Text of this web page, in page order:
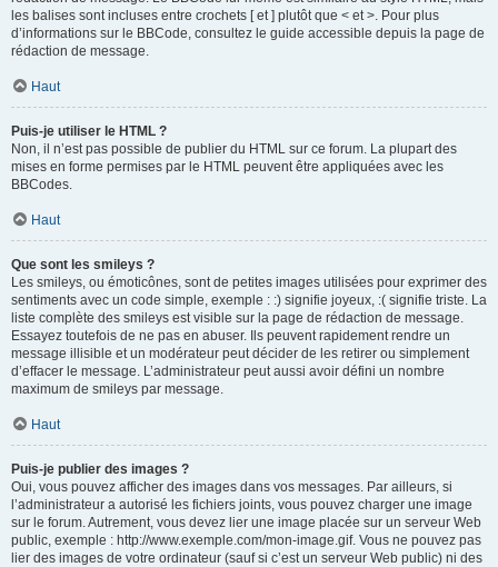
les balises sont incluses entre crochets [ et ] plutôt que < et >. Pour plus
d’informations sur le BBCode, consultez le guide accessible depuis la page de
rédaction de message.
Haut
Puis-je utiliser le HTML ?
Non, il n’est pas possible de publier du HTML sur ce forum. La plupart des
mises en forme permises par le HTML peuvent être appliquées avec les
BBCodes.
Haut
Que sont les smileys ?
Les smileys, ou émoticônes, sont de petites images utilisées pour exprimer des
sentiments avec un code simple, exemple : :) signifie joyeux, :( signifie triste. La
liste complète des smileys est visible sur la page de rédaction de message.
Essayez toutefois de ne pas en abuser. Ils peuvent rapidement rendre un
message illisible et un modérateur peut décider de les retirer ou simplement
d’effacer le message. L’administrateur peut aussi avoir défini un nombre
maximum de smileys par message.
Haut
Puis-je publier des images ?
Oui, vous pouvez afficher des images dans vos messages. Par ailleurs, si
l’administrateur a autorisé les fichiers joints, vous pouvez charger une image
sur le forum. Autrement, vous devez lier une image placée sur un serveur Web
public, exemple : http://www.exemple.com/mon-image.gif. Vous ne pouvez pas
lier des images de votre ordinateur (sauf si c’est un serveur Web public) ni des